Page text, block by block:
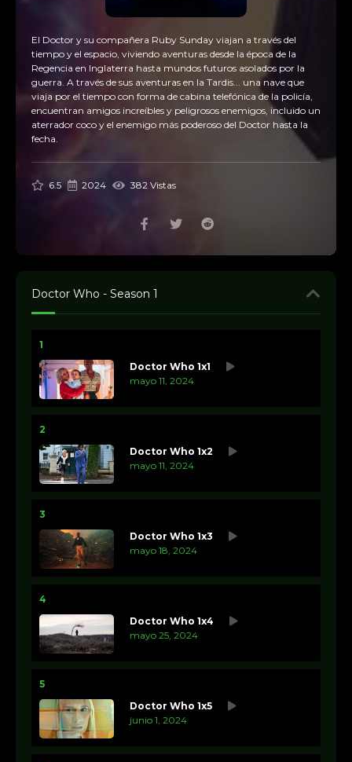
El Doctor y su compañera Ruby Sunday viajan a través del
tiempo y el espacio, viviendo aventuras desde la época de la
Regencia en Inglaterra hasta mundos futuros asolados por la
guerra. A través de sus aventuras en la Tardis... una nave que
viaja por el tiempo con forma de cabina telefónica de la policía,
encuentran amigos increíbles y peligrosos enemigos, incluido un
aterrador coco y el enemigo más poderoso del Doctor hasta la
fecha.
6.5 2024 382 Vistas
Doctor Who - Season 1
1
Doctor Who 1x1
mayo 11, 2024
2
Doctor Who 1x2
mayo 11, 2024
3
Doctor Who 1x3
mayo 18, 2024
4
Doctor Who 1x4
mayo 25, 2024
5
Doctor Who 1x5
junio 1, 2024